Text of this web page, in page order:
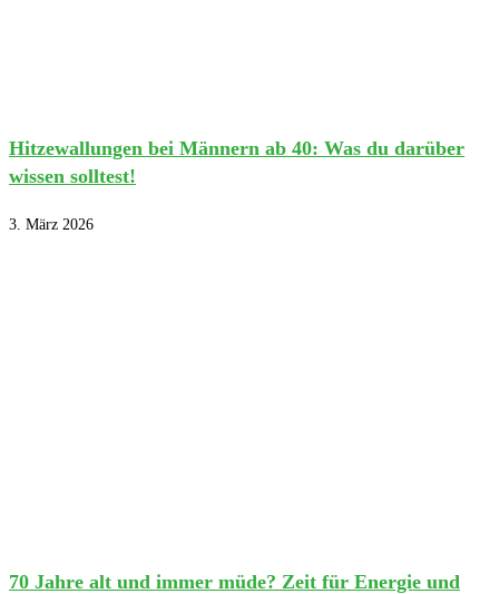
Hitzewallungen bei Männern ab 40: Was du darüber
wissen solltest!
3. März 2026
70 Jahre alt und immer müde? Zeit für Energie und